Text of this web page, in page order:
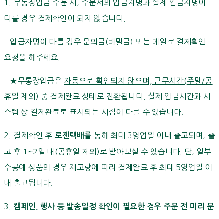
1. 무통장입금 주문 시, 주문서의 입금자명과 실제 입금자명이
다를 경우 결제확인이 되지 않습니다.
입금자명이 다를 경우 문의글(비밀글) 또는 메일로 결제확인
요청을 해주세요.
★무통장입금은 자동으로 확인되지 않으며, 근무시간(주말/공
휴일 제외) 중 결제완료 상태로 전환됩니다. 실제 입금시간과 시
스템 상 결제완료로 표시되는 시점이 다를 수 있습니다.
2. 결제확인 후 로젠택배를 통해 최대 3영업일 이내 출고되며, 출
고 후 1~2일 내(공휴일 제외)로 받아보실 수 있습니다. 단, 일부
수공예 상품의 경우 재고량에 따라 결제완료 후 최대 5영업일 이
내 출고됩니다.
3. 캠페인, 행사 등 발송일정 확인이 필요한 경우 주문 전 미리 문